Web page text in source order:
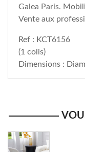
Galea Paris.
Vente aux
Ref : KCT6156
(1 colis)
Dimensions :